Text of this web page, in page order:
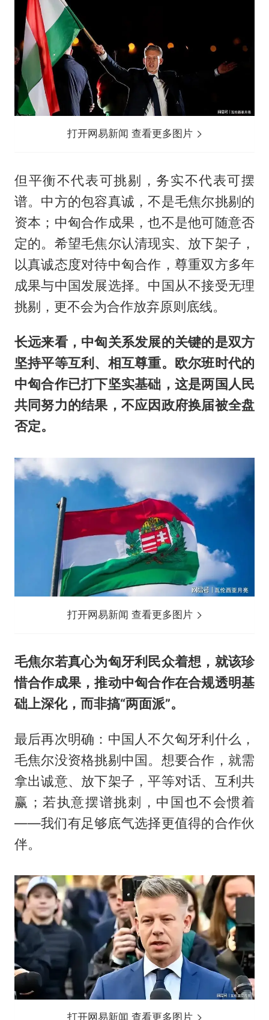
打开网易新闻 查看更多图片
但平衡不代表可挑剔，务实不代表可摆
谱。中方的包容真诚，不是毛焦尔挑剔的
资本；中匈合作成果，也不是他可随意否
定的。希望毛焦尔认清现实、放下架子，
以真诚态度对待中匈合作，尊重双方多年
成果与中国发展选择。中国从不接受无理
挑剔，更不会为合作放弃原则底线。
长远来看，中匈关系发展的关键的是双方
坚持平等互利、相互尊重。欧尔班时代的
中匈合作已打下坚实基础，这是两国人民
共同努力的结果，不应因政府换届被全盘
否定。
打开网易新闻 查看更多图片
毛焦尔若真心为匈牙利民众着想，就该珍
惜合作成果，推动中匈合作在合规透明基
础上深化，而非搞“两面派”。
最后再次明确：中国人不欠匈牙利什么，
毛焦尔没资格挑剔中国。想要合作，就需
拿出诚意、放下架子，平等对话、互利共
赢；若执意摆谱挑刺，中国也不会惯着
——我们有足够底气选择更值得的合作伙
伴。
打开网易新闻 查看更多图片